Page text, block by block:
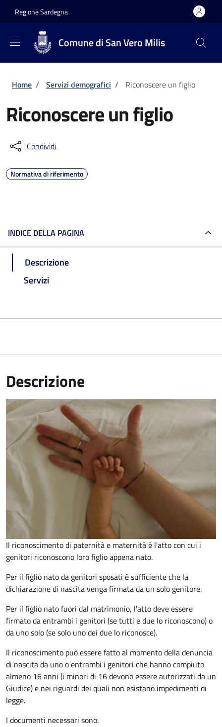
Regione Sardegna
Comune di San Vero Milis
Briciole di pane
Home / Servizi demografici / Riconoscere un figlio
Riconoscere un figlio
Condividi
Normativa di riferimento
INDICE DELLA PAGINA
Descrizione
Servizi
Descrizione
Il riconoscimento di paternità e maternità è l'atto con cui i
genitori riconoscono loro figlio appena nato.
Per il figlio nato da genitori sposati è sufficiente che la
dichiarazione di nascita venga firmata da un solo genitore.
Per il figlio nato fuori dal matrimonio, l'atto deve essere
firmato da entrambi i genitori (se tutti e due lo riconoscono) o
da uno solo (se solo uno dei due lo riconosce).
Il riconoscimento può essere fatto al momento della denuncia
di nascita da uno o entrambi i genitori che hanno compiuto
almeno 16 anni (i minori di 16 devono essere autorizzati da un
Giudice) e nei riguardi dei quali non esistano impedimenti di
legge.
I documenti necessari sono: